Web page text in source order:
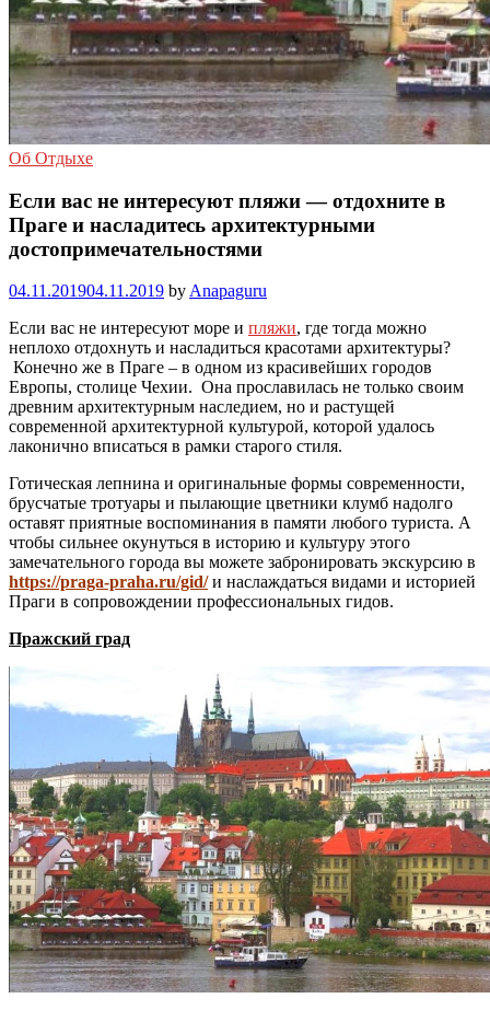
Об Отдыхе
Если вас не интересуют пляжи — отдохните в
Праге и насладитесь архитектурными
достопримечательностями
04.11.201904.11.2019 by Anapaguru
Если вас не интересуют море и пляжи, где тогда можно
неплохо отдохнуть и насладиться красотами архитектуры?
Конечно же в Праге – в одном из красивейших городов
Европы, столице Чехии. Она прославилась не только своим
древним архитектурным наследием, но и растущей
современной архитектурной культурой, которой удалось
лаконично вписаться в рамки старого стиля.
Готическая лепнина и оригинальные формы современности,
брусчатые тротуары и пылающие цветники клумб надолго
оставят приятные воспоминания в памяти любого туриста. А
чтобы сильнее окунуться в историю и культуру этого
замечательного города вы можете забронировать экскурсию в
https://praga-praha.ru/gid/ и наслаждаться видами и историей
Праги в сопровождении профессиональных гидов.
Пражский град